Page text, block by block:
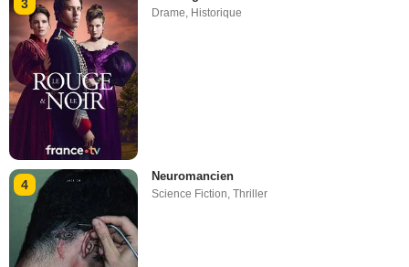
3
Drame, Historique
4
Neuromancien
Science Fiction,Thriller